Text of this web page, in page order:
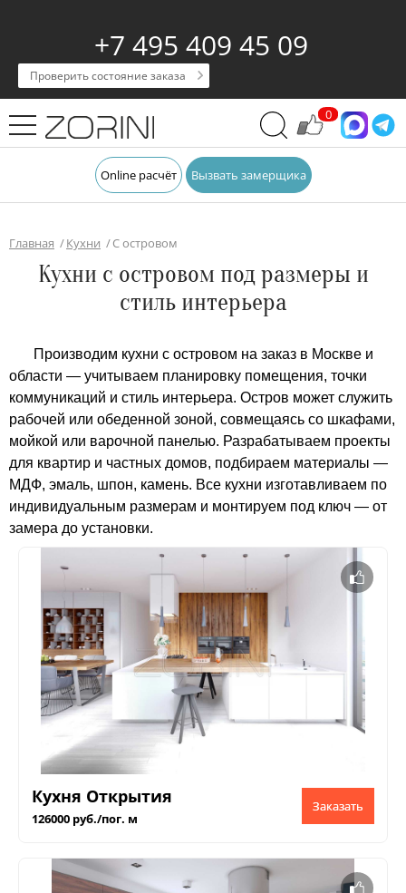
+7 495 409 45 09
Проверить состояние заказа
0
Online расчёт Вызвать замерщика
Главная Кухни С островом
Кухни с островом под размеры и
стиль интерьера
Производим кухни с островом на заказ в Москве и
области — учитываем планировку помещения, точки
коммуникаций и стиль интерьера. Остров может служить
рабочей или обеденной зоной, совмещаясь со шкафами,
мойкой или варочной панелью. Разрабатываем проекты
для квартир и частных домов, подбираем материалы —
МДФ, эмаль, шпон, камень. Все кухни изготавливаем по
индивидуальным размерам и монтируем под ключ — от
замера до установки.
Кухня Открытия
126000 руб./пог. м
Заказать